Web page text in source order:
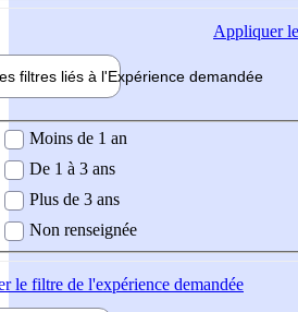
Appliquer
filtres liés à l'Expérience demandée
demandée
Moins de 1 an
De 1 à 3 ans
Plus de 3 ans
Non renseignée
le filtre de l'expérience demandée